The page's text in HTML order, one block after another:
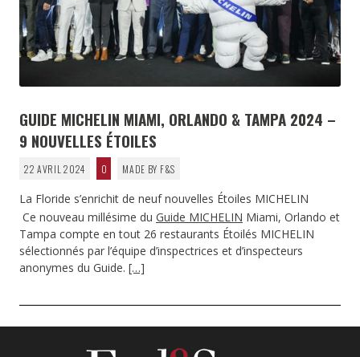
GUIDE MICHELIN MIAMI, ORLANDO & TAMPA 2024 –
9 NOUVELLES ÉTOILES
22 AVRIL 2024 0 MADE BY F&S
La Floride s’enrichit de neuf nouvelles Étoiles MICHELIN
Ce nouveau millésime du Guide MICHELIN Miami, Orlando et
Tampa compte en tout 26 restaurants Étoilés MICHELIN
sélectionnés par l’équipe d’inspectrices et d’inspecteurs
anonymes du Guide. […]